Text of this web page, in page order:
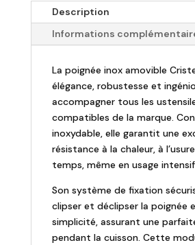
Poignée
amovible
"Zenith"
Description
Informations
La poignée inox amovible
élégance, robustesse et
accompagner tous les
compatibles de la marque.
inoxydable, elle garantit une
résistance à la chaleur, à
temps, même en usage
Son système de fixation
clipser et déclipser la poignée
simplicité, assurant une
pendant la cuisson. Cette